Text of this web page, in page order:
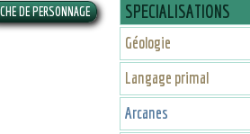
SPECIALISATIONS
Géologie
Langage primal
Arcanes